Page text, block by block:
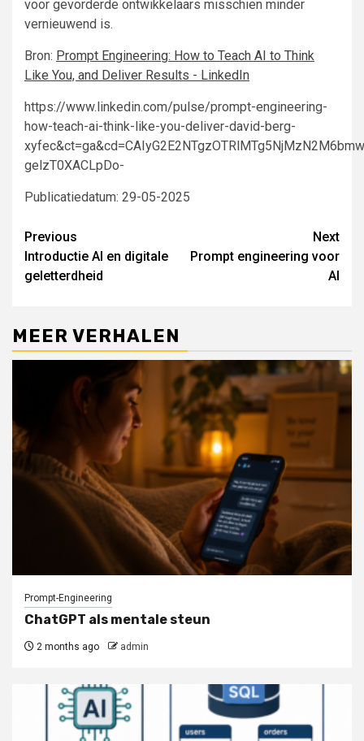
voor gevorderde ontwikkelaars misschien minder
vernieuwend is.
Bron: Prompt Engineering: How to Teach AI to Think
Like You, and Deliver Results - LinkedIn
https://www.linkedin.com/pulse/prompt-engineering-
how-teach-ai-think-like-you-deliver-david-berg-
gelzT0XACLpDo-
Publicatiedatum: 29-05-2025
Continue
Reading
Previous
Introductie AI en digitale
geletterdheid
Next
Prompt engineering voor
AI
MEER VERHALEN
Prompt-Engineering
ChatGPT als mentale steun
2 months ago admin